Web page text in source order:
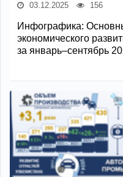
03.12.2025 156
Инфографика:
экономического
за январь–сентябрь